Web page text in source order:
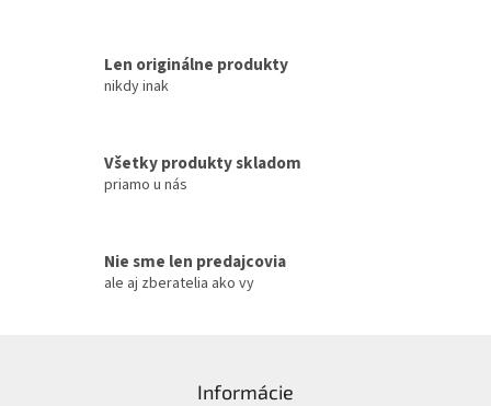
v
p
Len originálne produkty
nikdy inak
Všetky produkty skladom
priamo u nás
Nie sme len predajcovia
ale aj zberatelia ako vy
Informácie